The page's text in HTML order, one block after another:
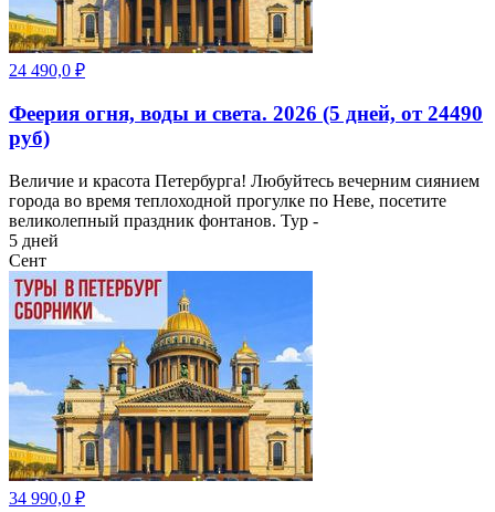
24 490,0 ₽
Феерия огня, воды и света. 2026 (5 дней, от 24490
руб)
Величие и красота Петербурга! Любуйтесь вечерним сиянием
города во время теплоходной прогулке по Неве, посетите
великолепный праздник фонтанов. Тур -
5 дней
Сент
34 990,0 ₽